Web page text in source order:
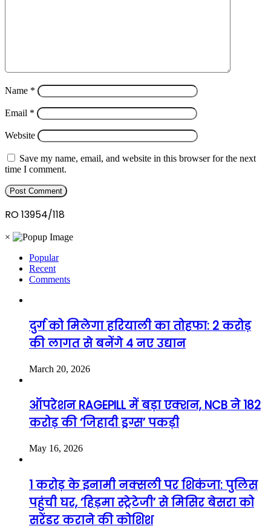
Name *
Email *
Website
Save my name, email, and website in this browser for the next
time I comment.
RO 13954/118
×
Popular
Recent
Comments
दुर्ग को मिलेगा हरियाली का तोहफा: 2 करोड़
की लागत से बनेंगे 4 नए उद्यान
March 20, 2026
ऑपरेशन RAGEPILL में बड़ा एक्शन, NCB ने 182
करोड़ की ‘जिहादी ड्रग्स’ पकड़ी
May 16, 2026
1 करोड़ के इनामी नक्सली पर शिकंजा: पुलिस
पहुंची घर, ‘हिड़मा स्ट्रेटेजी’ से मिसिर बेसरा को
सरेंडर कराने की कोशिश